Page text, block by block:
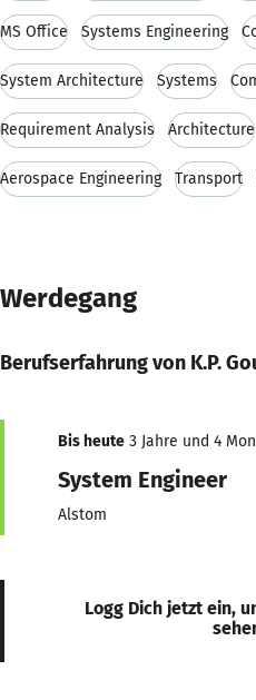
MS Office Systems Engineering
System Architecture Systems
Requirement Analysis Architecture
Aerospace Engineering Transport
Werdegang
Berufserfahrung von K.P.
Bis heute 3 Jahre und 4
System Engineer
Alstom
Logg Dich jetzt ein,